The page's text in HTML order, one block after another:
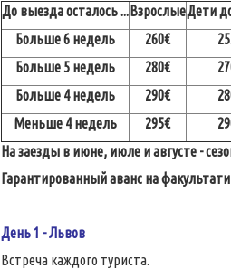
До выезда осталось ...ВзрослыеДети
Больше 6 недель
260€
Больше 5 недель
280€
Больше 4 недель
290€
Меньше 4 недель
295€
На заезды в июне, июле и августе -
Гарантированный аванс на
День 1 - Львов
Встреча каждого туриста.